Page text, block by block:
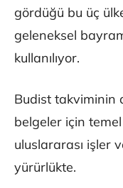
gördüğü bu üç
geleneksel
kullanılıyor.
Budist takviminin
belgeler için
uluslararası işler
yürürlükte.